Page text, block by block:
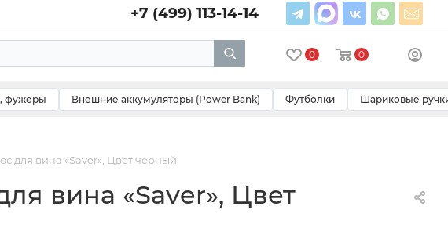
+7 (499) 113-14-14
0 0
фужеры Внешние аккумуляторы (Power Bank) Футболки Шариковые
для вина «Saver», Цвет черный
вина «Saver», Цвет